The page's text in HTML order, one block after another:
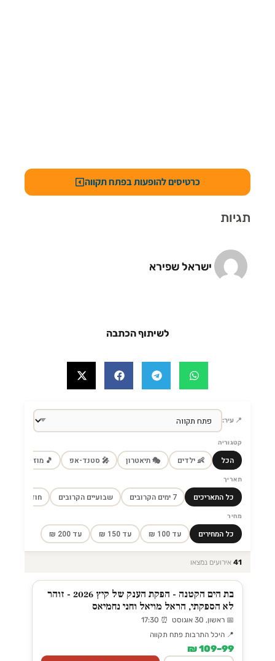
כרטיסים להופעות בפתח תקווה
תגיות
ישראל שפירא
לשיתוף הכתבה
📍 עיר:
קטגוריה
הכל 👶 ילדים 🎭 תיאטרון 🎤 סטנד-אפ 🎵 מוזיקה
תאריך
כל התאריכים 7 ימים הקרובים שבועיים הקרובים חודש הקרוב
מחיר
כל המחירים עד 100 ₪ עד 150 ₪ עד 200 ₪
41 אירועים נמצאו
בת הים הקטנה - הפקת הענק של קיץ 2026 - זוהר
לא הספקתי, הראל מויאל וחני נחמיאס
📅 ראשון, 30 אוגוסט ⏰ 17:30
📍 היכל התרבות פתח תקווה
99–109 ₪